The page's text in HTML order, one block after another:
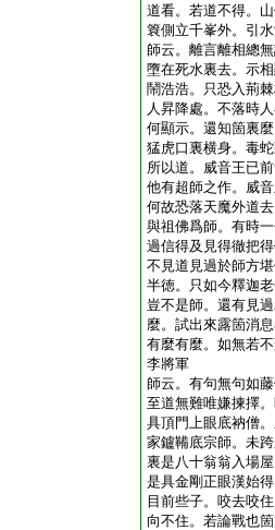
道看。若道不得。
簔側立千峯外。引
師云。離言離相總
墮在死水裏去。示
鬧浩浩。只恐入荊
人昇降處。不落時
何顯示。還知箇裏
猛虎口裏横身。毒
所以道。威音王已
他有超師之作。威
何故恐落天魔外道
與祖佛爲師。有時
過信得及見得徹把
不見道見過於師方
半徳。只如今釋迦
豈不是師。還有見
麼。試出來露箇消
有麼有麼。如無若
李將軍
師云。有句無句如
至道無難唯嫌揀擇
具頂門上眼底衲僧
家鑪鞴底宗師。未
裏是八十翁翁入場
是具金剛正眼漢始
目前些子。咬去咬
向不住。若論戰也